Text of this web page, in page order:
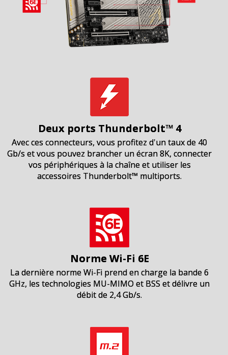
Deux ports Thunderbolt™ 4
Avec ces connecteurs, vous profitez d'un taux de 40
Gb/s et vous pouvez brancher un écran 8K, connecter
vos périphériques à la chaîne et utiliser les
accessoires Thunderbolt™ multiports.
Norme Wi-Fi 6E
La dernière norme Wi-Fi prend en charge la bande 6
GHz, les technologies MU-MIMO et BSS et délivre un
débit de 2,4 Gb/s.